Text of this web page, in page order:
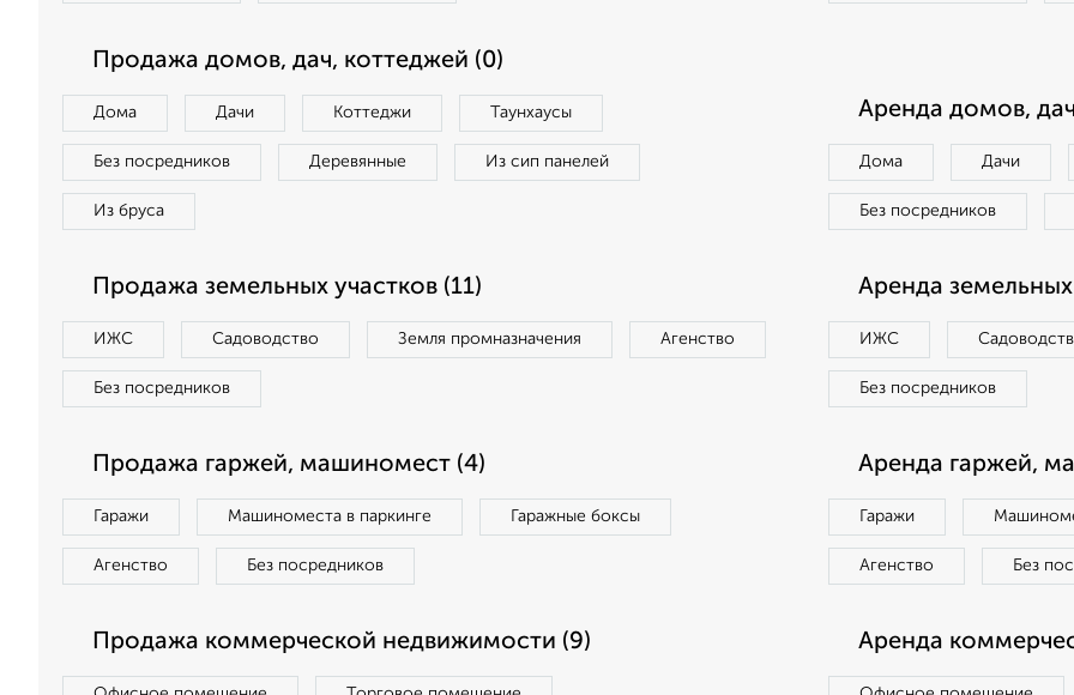
Продажа домов, дач, коттеджей (0)
Дома Дачи Коттеджи Таунхаусы
Без посредников Деревянные Из сип панелей
Из бруса
Аренда домов,
Дома Дачи
Без посредников
Продажа земельных участков (11)
ИЖС Садоводство Земля промназначения Агенство
Без посредников
Аренда земельных
ИЖС
Без посредников
Продажа гаржей, машиномест (4)
Гаражи Машиноместа в паркинге Гаражные боксы
Агенство Без посредников
Аренда гаржей,
Гаражи
Агенство Без
Продажа коммерческой недвижимости (9) Аренда